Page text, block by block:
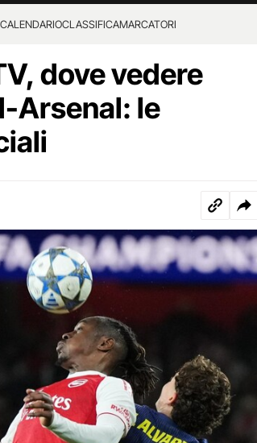
CALENDARIOCLASSIFICAMARCATORI
dove vedere
Arsenal: le